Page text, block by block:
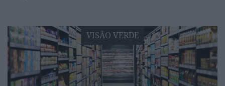
VISÃO VERDE